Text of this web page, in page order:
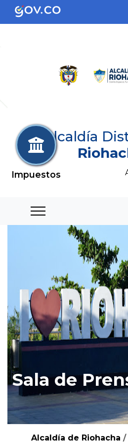
Alcaldía
Sala de
Alcaldía de Riohacha /
Impuestos